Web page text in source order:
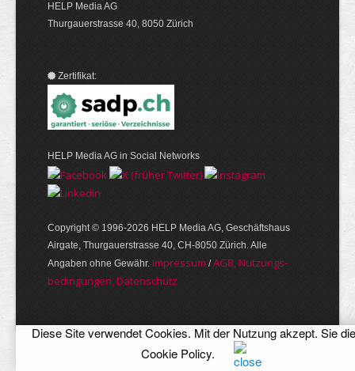
HELP Media AG
Thurgauerstrasse 40, 8050 Zürich
Zertifikat:
HELP Media AG in Social Networks
Copyright © 1996-2026 HELP Media AG, Geschäftshaus
Airgate, Thurgauer­strasse 40, CH-8050 Zürich. Alle
Angaben ohne Gewähr. Im­pres­sum /AGB, Nut­zungs­
bedin­gungen, Daten­schutz
Diese Site verwendet Cookies. Mit der Nutzung akzept. Sie die
Cookie Policy.